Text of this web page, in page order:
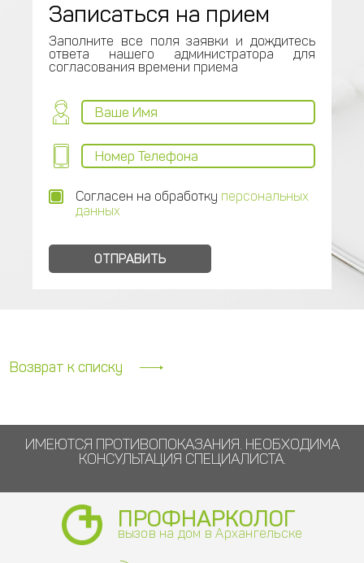
Записаться на прием
Заполните все поля заявки и дождитесь
ответа нашего администратора для
согласования времени приема
Согласен на обработку персональных
данных
Возврат к списку
ИМЕЮТСЯ ПРОТИВОПОКАЗАНИЯ. НЕОБХОДИМА
КОНСУЛЬТАЦИЯ СПЕЦИАЛИСТА.
ПРОФНАРКОЛОГ
вызов на дом в Архангельске